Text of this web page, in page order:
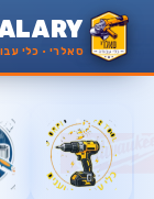
סאלרי · כלי